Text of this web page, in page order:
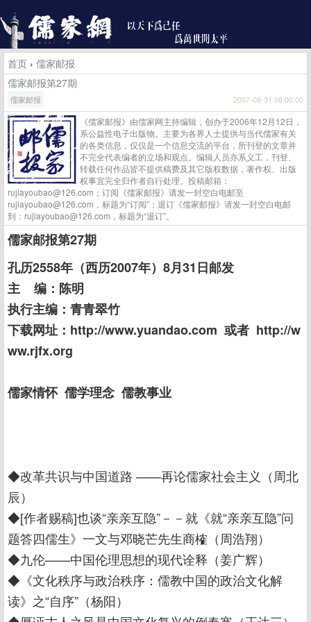
首页 › 儒家邮报
儒家邮报第27期
儒家邮报 2007-08-31 08:00:00
《儒家邮报》由儒家网主持编辑，创办于2006年12月12日，
系公益性电子出版物。主要为各界人士提供与当代儒家有关
的各类信息，仅仅是一个信息交流的平台，所刊登的文章并
不完全代表编者的立场和观点。编辑人员亦系义工，刊登、
转载任何作品皆不提供稿费及其它版权数据，著作权、出版
权事宜完全归作者自行处理。投稿邮箱：
rujiayoubao@126.com；订阅《儒家邮报》请发一封空白电邮至
rujiayoubao@126.com，标题为“订阅”；退订《儒家邮报》请发一封空白电邮
到：rujiayoubao@126.com，标题为“退订”。
儒家邮报第27期
孔历2558年（西历2007年）8月31日邮发
主 编：陈明
执行主编：青青翠竹
下载网址：http://www.yuandao.com 或者 http://w
ww.rjfx.org
儒家情怀 儒学理念 儒教事业
◆改革共识与中国道路 ——再论儒家社会主义（周北
辰）
◆[作者赐稿]也谈“亲亲互隐”－－就《就“亲亲互隐”问
题答四儒生》一文与邓晓芒先生商榷（周浩翔）
◆九伦——中国伦理思想的现代诠释（姜广辉）
◆《文化秩序与政治秩序：儒教中国的政治文化解
读》之“自序”（杨阳）